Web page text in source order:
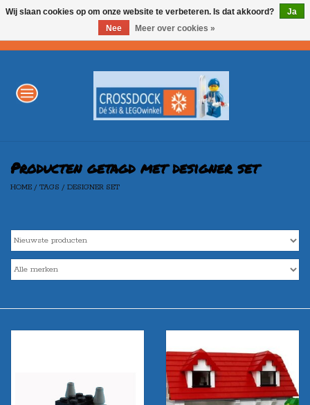
WINTERSPORT
LEGO
Merken
Producten getagd met designer set
HOME / TAGS / DESIGNER SET
Wij slaan cookies op om onze website te verbeteren. Is dat akkoord?
Ja
Nee
Meer over cookies »